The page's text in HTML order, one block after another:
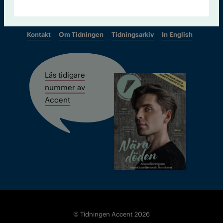
Kontakt Om Tidningen Tidningsarkiv In English
Läs tidigare
nummer av
Accent
© Tidningen Accent 2026